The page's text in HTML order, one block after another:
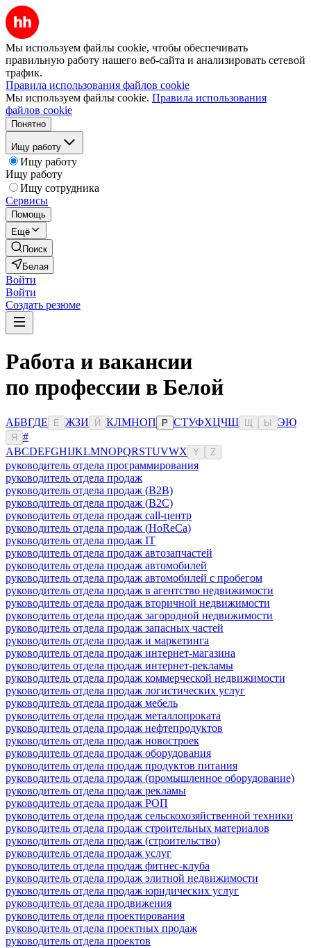
Мы используем файлы cookie, чтобы обеспечивать
правильную работу нашего веб-сайта и анализировать сетевой
трафик.
Правила использования файлов cookie
Мы используем файлы cookie. Правила использования
файлов cookie
Понятно
Ищу работу
Ищу работу
Ищу работу
Ищу сотрудника
Сервисы
Помощь
Ещё
Поиск
Белая
Войти
Войти
Создать резюме
Работа и вакансии
по профессии в Белой
АБВГДЕ Ё ЖЗИ Й КЛМНОП Р СТУФХЦЧШ Ы ЭЮ
Я
#
ABCDEFGHIJKLMNOPQRSTUVWX Y Z
руководитель отдела программирования
руководитель отдела продаж
руководитель отдела продаж (B2B)
руководитель отдела продаж (B2C)
руководитель отдела продаж call-центр
руководитель отдела продаж (HoReCa)
руководитель отдела продаж IT
руководитель отдела продаж автозапчастей
руководитель отдела продаж автомобилей
руководитель отдела продаж автомобилей с пробегом
руководитель отдела продаж в агентство недвижимости
руководитель отдела продаж вторичной недвижимости
руководитель отдела продаж загородной недвижимости
руководитель отдела продаж запасных частей
руководитель отдела продаж и маркетинга
руководитель отдела продаж интернет-магазина
руководитель отдела продаж интернет-рекламы
руководитель отдела продаж коммерческой недвижимости
руководитель отдела продаж логистических услуг
руководитель отдела продаж мебель
руководитель отдела продаж металлопроката
руководитель отдела продаж нефтепродуктов
руководитель отдела продаж новостроек
руководитель отдела продаж оборудования
руководитель отдела продаж продуктов питания
руководитель отдела продаж (промышленное оборудование)
руководитель отдела продаж рекламы
руководитель отдела продаж РОП
руководитель отдела продаж сельскохозяйственной техники
руководитель отдела продаж строительных материалов
руководитель отдела продаж (строительство)
руководитель отдела продаж услуг
руководитель отдела продаж фитнес-клуба
руководитель отдела продаж элитной недвижимости
руководитель отдела продаж юридических услуг
руководитель отдела продвижения
руководитель отдела проектирования
руководитель отдела проектных продаж
руководитель отдела проектов